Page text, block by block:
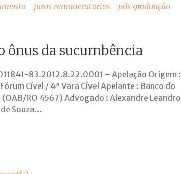
juros remuneratorios
pós graduação
ônus da sucumbência
83.2012.8.22.0001 – Apelação Origem :
Cível / 4ª Vara Cível Apelante : Banco do
RO 4567) Advogado : Alexandre Leandro
Souza…